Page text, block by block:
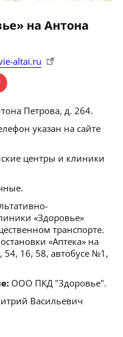
на Антона
altai.ru
Петрова, д. 264.
указан на сайте
центры и клиники
«Здоровье»
транспорте.
«Аптека» на
16, 58, автобусе №1,
ООО ПКД "Здоровье".
Васильевич